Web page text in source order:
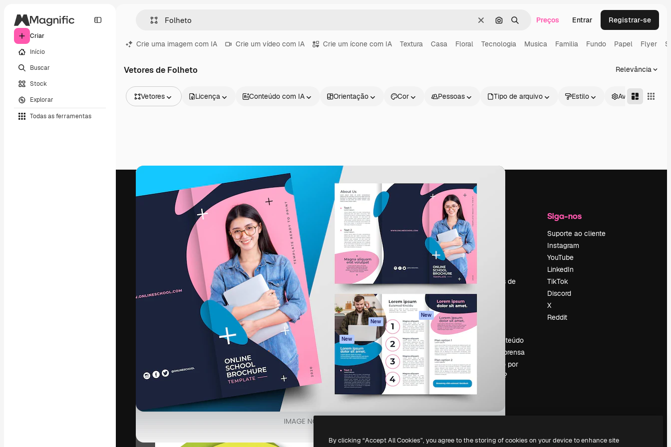
Criar
Início
Buscar
Stock
Explorar
Todas as ferramentas
LimparPesquisar por imagem
BuscarPreços Entrar Registrar-se
Crie uma imagem com IA Crie um vídeo com IA Crie um ícone com IA Textura Casa Floral Tecnologia Musica Familia Fundo Papel Flyer
Vetores de Folheto Relevância
Vetores
Vídeos
Modelos de vídeos
Licença Conteúdo com IA Orientação Cor Pessoas Tipo de arquivo Estilo Avançado
A plataforma criativa para você direcionar
seu melhor trabalho. Mais de 1 milhão de
assinantes entre criativos, empresas,
agências e estúdios.
Português
Produtos
Spaces
Assistente de IA
Gerador de
imagens
Gerador de vídeos
Texto para voz
Conteúdo de stock
MCP para
Claude/ChatGPT
New
Agentes New
API
App móvel
Todas as
ferramentas
Começar
Academy
Documentação
Atendimento
Termos e
Política de
privacidade
Originais
New
Política de cookies
Central de
confiabilidade
Afiliados
Empresas
Empresa
Preços
Sobre nós
Tendências de
pesquisa
Eventos
Slidesgo
Vender conteúdo
Sala de imprensa
Procurando por
magnific.ai?
Siga-nos
Suporte ao cliente
Instagram
YouTube
LinkedIn
TikTok
Discord
X
Reddit
Todos os direitos reservados.
By clicking “Accept All Cookies”, you agree to the storing of cookies on your device to enhance site